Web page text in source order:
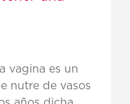
vagina es un
nutre de vasos